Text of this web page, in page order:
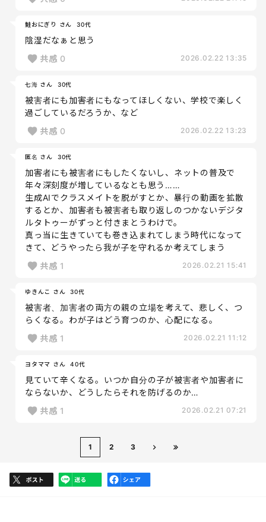
鮭おにぎり さん 30代
陰湿だなぁと思う
共感 0 2026.02.22 13:35
七海 さん 30代
被害者にも加害者にもなってほしくない、学校で楽しく
過ごしているだろうか、など
共感 0 2026.02.22 13:23
匿名 さん 30代
加害者にも被害者にもしたくないし、ネットの普及で
年々深刻度が増しているなとも思う……
生成AIでクラスメイトを脱がすとか、暴行の動画を拡散
するとか、加害者も被害者も取り返しのつかないデジタ
ルタトゥーがずっと付きまとうわけで。
真っ当に生きていても巻き込まれてしまう時代になって
きて、どうやったら我が子を守れるか考えてしまう
共感 1 2026.02.21 15:41
ゆきんこ さん 30代
被害者、加害者の両方の親の立場を考えて、悲しく、つ
らくなる。わが子はどう育つのか、心配になる。
共感 1 2026.02.21 11:12
ヨタママ さん 40代
見ていて辛くなる。いつか自分の子が被害者や加害者に
ならないか、どうしたらそれを防げるのか…
共感 1 2026.02.21 07:21
1 2 3